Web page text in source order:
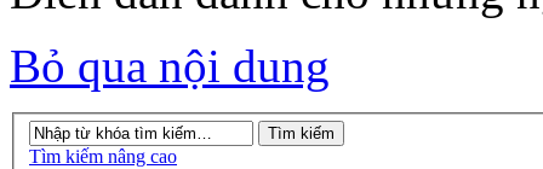
Bỏ qua nội dung
Tìm kiếm nâng cao